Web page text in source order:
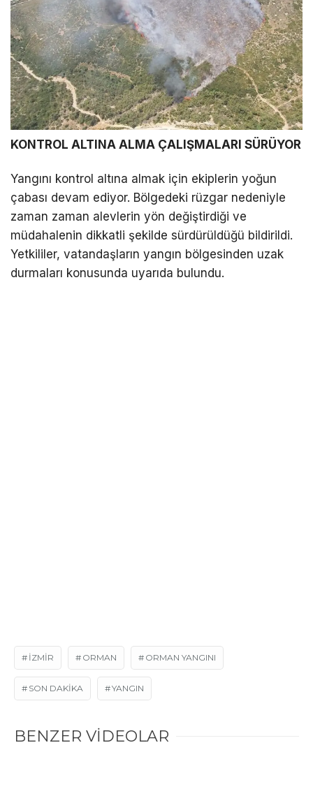
KONTROL ALTINA ALMA ÇALIŞMALARI SÜRÜYOR
Yangını kontrol altına almak için ekiplerin yoğun
çabası devam ediyor. Bölgedeki rüzgar nedeniyle
zaman zaman alevlerin yön değiştirdiği ve
müdahalenin dikkatli şekilde sürdürüldüğü bildirildi.
Yetkililer, vatandaşların yangın bölgesinden uzak
durmaları konusunda uyarıda bulundu.
IZMIR ORMAN ORMAN YANGINI
SON DAKIKA YANGIN
BENZER VİDEOLAR